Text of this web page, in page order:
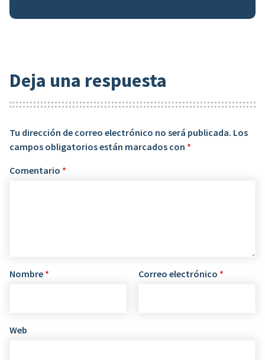
Deja una respuesta
Tu dirección de correo electrónico no será publicada. Los
campos obligatorios están marcados con *
Comentario *
Nombre * Correo electrónico *
Web